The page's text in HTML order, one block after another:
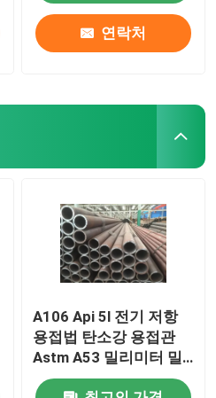
연락처
A106 Api 5l 전기 저항
용접법 탄소강 용접관
Astm A53 밀리미터 밀
리미터 밀리미터 연강관